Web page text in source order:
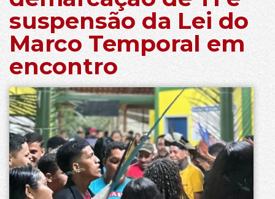
suspensão da Lei do
Marco Temporal em
encontro